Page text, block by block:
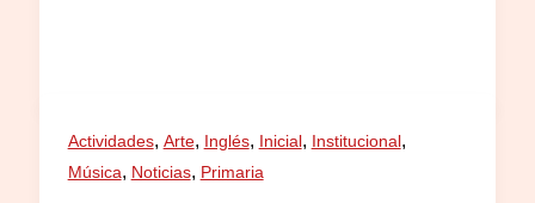
Actividades, Arte, Inglés, Inicial, Institucional,
Música, Noticias, Primaria